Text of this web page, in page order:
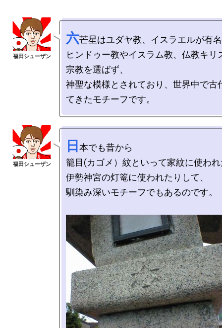
六芒星はユダヤ教、イスラエルが有
ヒンドゥー教やイスラム教、仏教キリ
宗教を選ばず、
神聖な模様とされており、世界中で古
日 本でも昔から
籠目(カゴメ）紋といって家紋に使わ
伊勢神宮の灯篭に使われたりして、
馴染み深いモチーフでもあるのです。